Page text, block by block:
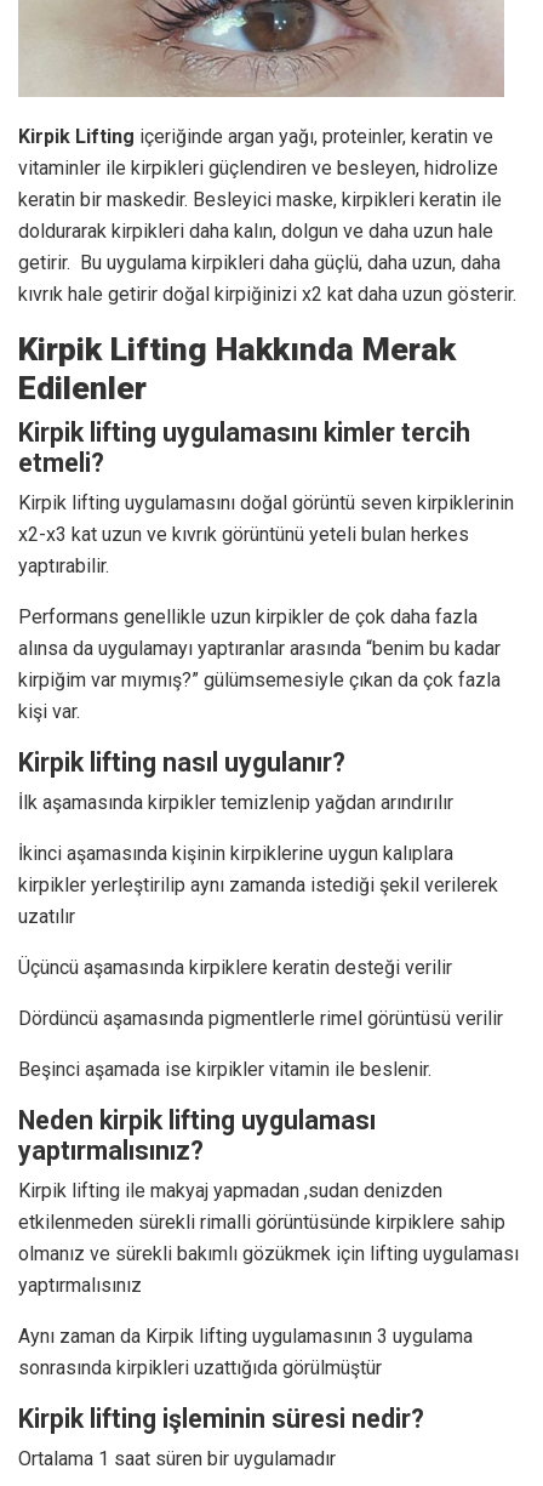
Kirpik Lifting içeriğinde argan yağı, proteinler, keratin ve
vitaminler ile kirpikleri güçlendiren ve besleyen, hidrolize
keratin bir maskedir. Besleyici maske, kirpikleri keratin ile
doldurarak kirpikleri daha kalın, dolgun ve daha uzun hale
getirir. Bu uygulama kirpikleri daha güçlü, daha uzun, daha
kıvrık hale getirir doğal kirpiğinizi x2 kat daha uzun gösterir.
Kirpik Lifting Hakkında Merak
Edilenler
Kirpik lifting uygulamasını kimler tercih
etmeli?
Kirpik lifting uygulamasını doğal görüntü seven kirpiklerinin
x2-x3 kat uzun ve kıvrık görüntünü yeteli bulan herkes
yaptırabilir.
Performans genellikle uzun kirpikler de çok daha fazla
alınsa da uygulamayı yaptıranlar arasında “benim bu kadar
kirpiğim var mıymış?” gülümsemesiyle çıkan da çok fazla
kişi var.
Kirpik lifting nasıl uygulanır?
İlk aşamasında kirpikler temizlenip yağdan arındırılır
İkinci aşamasında kişinin kirpiklerine uygun kalıplara
kirpikler yerleştirilip aynı zamanda istediği şekil verilerek
uzatılır
Üçüncü aşamasında kirpiklere keratin desteği verilir
Dördüncü aşamasında pigmentlerle rimel görüntüsü verilir
Beşinci aşamada ise kirpikler vitamin ile beslenir.
Neden kirpik lifting uygulaması
yaptırmalısınız?
Kirpik lifting ile makyaj yapmadan ,sudan denizden
etkilenmeden sürekli rimalli görüntüsünde kirpiklere sahip
olmanız ve sürekli bakımlı gözükmek için lifting uygulaması
yaptırmalısınız
Aynı zaman da Kirpik lifting uygulamasının 3 uygulama
sonrasında kirpikleri uzattığıda görülmüştür
Kirpik lifting işleminin süresi nedir?
Ortalama 1 saat süren bir uygulamadır